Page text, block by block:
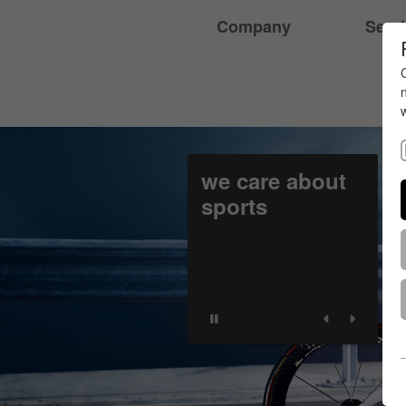
Company
we care about
sports